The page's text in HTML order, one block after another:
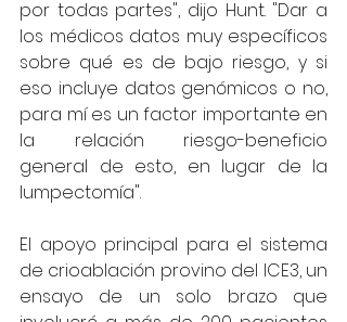
por todas partes", dijo Hunt. "Dar a
los médicos datos muy específicos
sobre qué es de bajo riesgo, y si
eso incluye datos genómicos o no,
para mí es un factor importante en
la relación riesgo-beneficio
general de esto, en lugar de la
lumpectomía".
El apoyo principal para el sistema
de crioablación provino del ICE3, un
ensayo de un solo brazo que